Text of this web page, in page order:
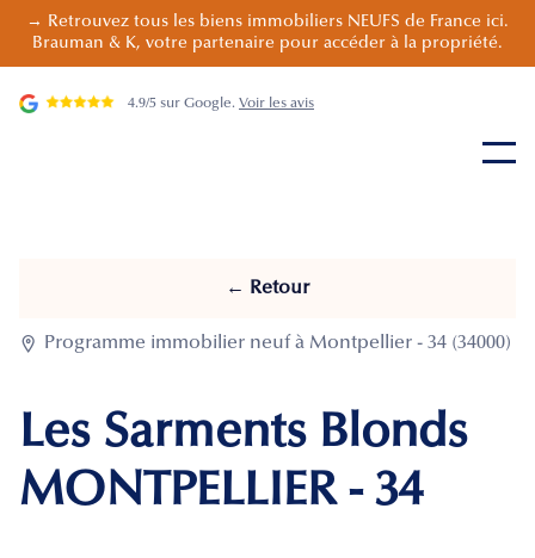
→ Retrouvez tous les biens immobiliers NEUFS de France ici.
Brauman & K, votre partenaire pour accéder à la propriété.
4.9/5 sur Google. Voir les avis
← Retour
 Programme immobilier neuf à Montpellier - 34 (34000)
Les Sarments Blonds
MONTPELLIER - 34